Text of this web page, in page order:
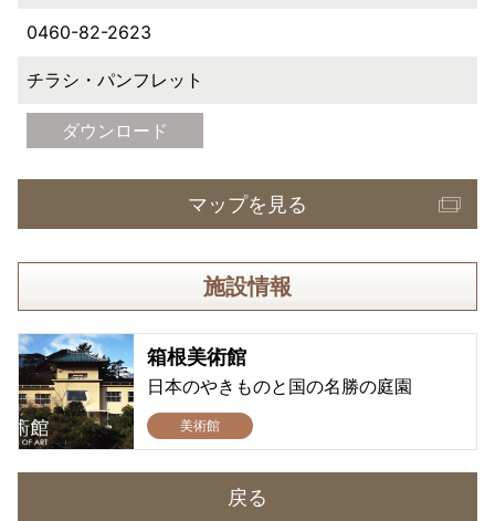
0460-82-2623
チラシ・パンフレット
ダウンロード
マップを見る
施設情報
箱根美術館
日本のやきものと国の名勝の庭園
美術館
戻る